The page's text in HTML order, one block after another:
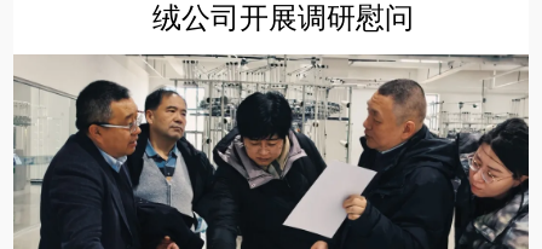
绒公司开展调研慰问